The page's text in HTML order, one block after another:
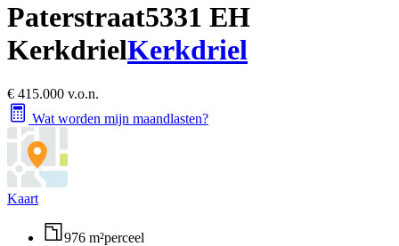
Paterstraat5331 EH
KerkdrielKerkdriel
€ 415.000 v.o.n.
Wat worden mijn maandlasten?
Kaart
976 m²perceel